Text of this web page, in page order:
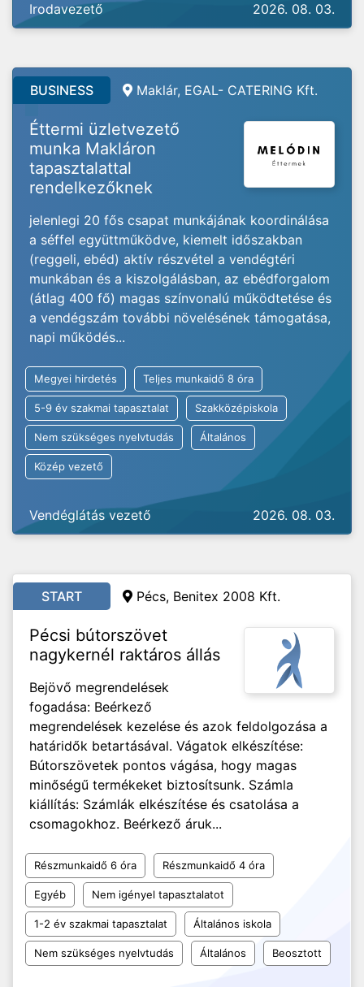
Irodavezető 2026. 08. 03.
BUSINESS Maklár, EGAL- CATERING Kft.
Éttermi üzletvezető
munka Makláron
tapasztalattal
rendelkezőknek
jelenlegi 20 fős csapat munkájának koordinálása
a séffel együttműködve, kiemelt időszakban
(reggeli, ebéd) aktív részvétel a vendégtéri
munkában és a kiszolgálásban, az ebédforgalom
(átlag 400 fő) magas színvonalú működtetése és
a vendégszám további növelésének támogatása,
napi működés...
Megyei hirdetés Teljes munkaidő 8 óra
5-9 év szakmai tapasztalat Szakközépiskola
Nem szükséges nyelvtudás Általános
Közép vezető
Vendéglátás vezető 2026. 08. 03.
START Pécs, Benitex 2008 Kft.
Pécsi bútorszövet
nagykernél raktáros állás
Bejövő megrendelések
fogadása: Beérkező
megrendelések kezelése és azok feldolgozása a
határidők betartásával. Vágatok elkészítése:
Bútorszövetek pontos vágása, hogy magas
minőségű termékeket biztosítsunk. Számla
kiállítás: Számlák elkészítése és csatolása a
csomagokhoz. Beérkező áruk...
Részmunkaidő 6 óra Részmunkaidő 4 óra
Egyéb Nem igényel tapasztalatot
1-2 év szakmai tapasztalat Általános iskola
Nem szükséges nyelvtudás Általános Beosztott